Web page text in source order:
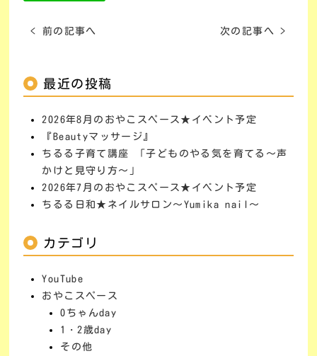
< 前の記事へ 次の記事へ >
最近の投稿
2026年8月のおやこスペース★イベント予定
『Beautyマッサージ』
ちるる子育て講座 「子どものやる気を育てる～声
かけと見守り方～」
2026年7月のおやこスペース★イベント予定
ちるる日和★ネイルサロン～Yumika nail～
カテゴリ
YouTube
おやこスペース
0ちゃんday
1・2歳day
その他